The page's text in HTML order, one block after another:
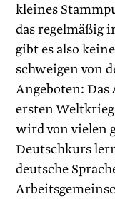
kleines
das regelmäßig
gibt es also
schweigen von
Angeboten: Das
ersten
wird von vielen
Deutschkurs
deutsche